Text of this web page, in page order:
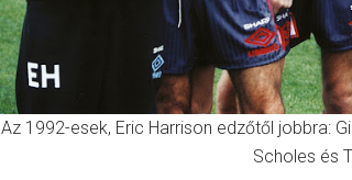
Az 1992-esek, Eric Harrison edzőtől jobbra:
Scholes és